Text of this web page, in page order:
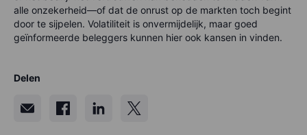
alle onzekerheid—of dat de onrust op de markten toch begint
door te sijpelen. Volatiliteit is onvermijdelijk, maar goed
geïnformeerde beleggers kunnen hier ook kansen in vinden.
Delen